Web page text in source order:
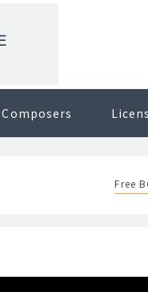
Composers
Free